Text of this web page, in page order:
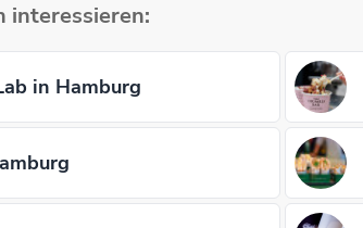
interessieren:
in Hamburg